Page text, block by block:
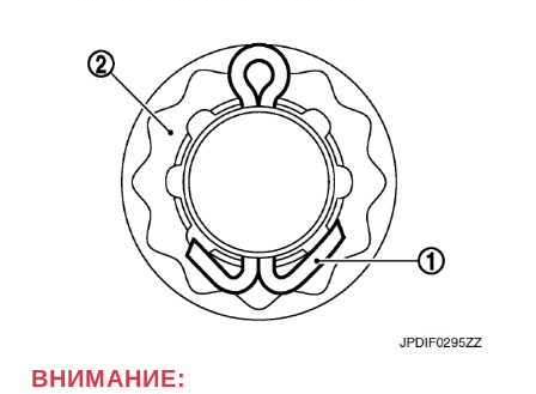
ВНИМАНИЕ: